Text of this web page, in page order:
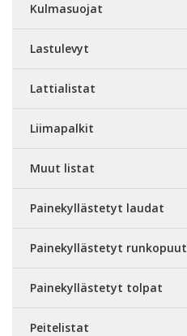
Kulmasuojat
Lastulevyt
Lattialistat
Liimapalkit
Muut listat
Painekyllästetyt laudat
Painekyllästetyt runkopuut
Painekyllästetyt tolpat
Peitelistat